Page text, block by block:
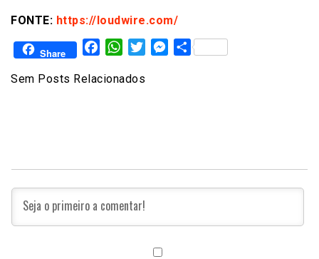
FONTE: https://loudwire.com/
Share FacebookWhatsAppTwitterMessenger
Share
Sem Posts Relacionados